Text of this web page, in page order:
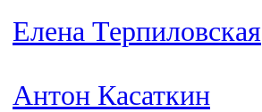
Елена Терпиловская
Антон Касаткин